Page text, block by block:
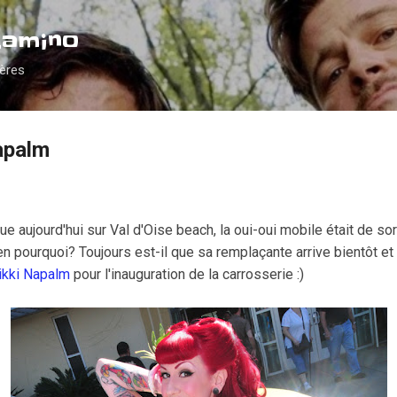
Accéder au contenu principal
aujourd'hui sur Val d'Oise beach, la oui-oui mobile était de
pourquoi? Toujours est-il que sa remplaçante arrive bientôt
Napalm pour l'inauguration de la carrosserie :)